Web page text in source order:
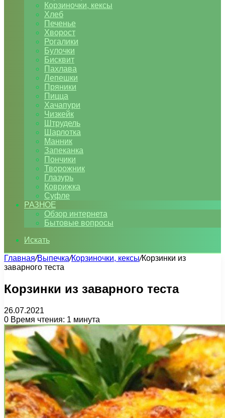
Корзиночки, кексы
Хлеб
Печенье
Хворост
Рогалики
Булочки
Бисквит
Пахлава
Лепешки
Пряники
Пицца
Хачапури
Чизкейк
Штрудель
Шарлотка
Манник
Запеканка
Пончики
Творожник
Глазурь
Коврижка
Суфле
РАЗНОЕ
Обзор интернета
Бытовые вопросы
Искать
Главная/Выпечка/Корзиночки, кексы/Корзинки из
заварного теста
Корзинки из заварного теста
26.07.2021
0 Время чтения: 1 минута